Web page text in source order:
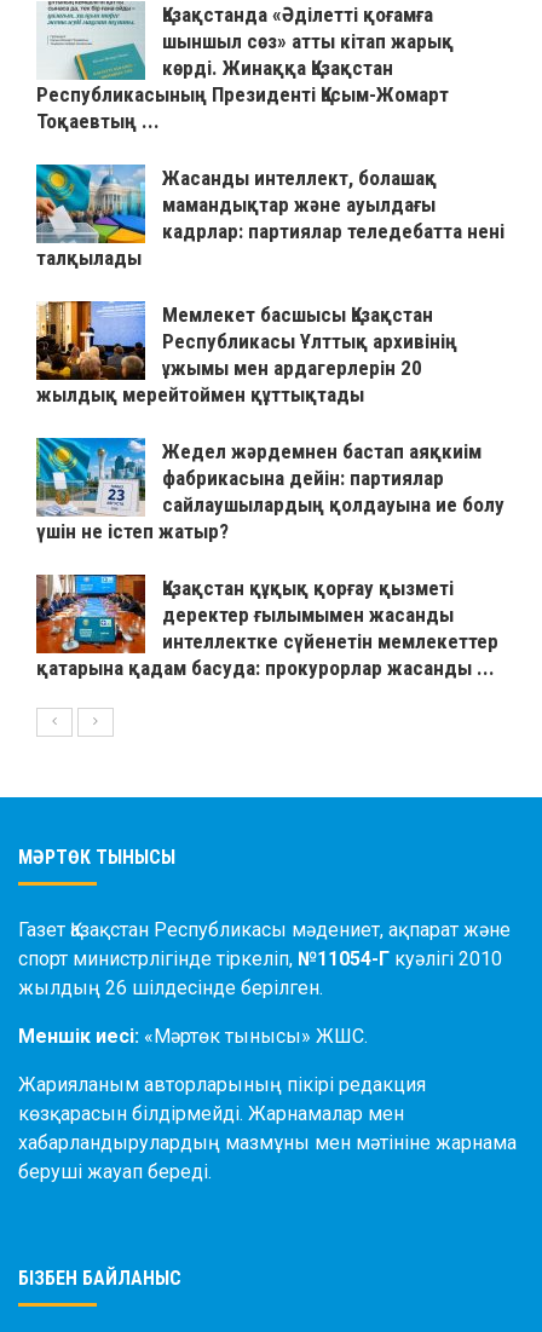
Қазақстанда «Әділетті қоғамға
шыншыл сөз» атты кітап жарық
көрді. Жинаққа Қазақстан
Республикасының Президенті Қасым-Жомарт
Тоқаевтың ...
Жасанды интеллект, болашақ
мамандықтар және ауылдағы
кадрлар: партиялар теледебатта нені
талқылады
Мемлекет басшысы Қазақстан
Республикасы Ұлттық архивінің
ұжымы мен ардагерлерін 20
жылдық мерейтоймен құттықтады
Жедел жәрдемнен бастап аяқкиім
фабрикасына дейін: партиялар
сайлаушылардың қолдауына ие болу
үшін не істеп жатыр?
Қазақстан құқық қорғау қызметі
деректер ғылымымен жасанды
интеллектке сүйенетін мемлекеттер
қатарына қадам басуда: прокурорлар жасанды ...
МӘРТӨК ТЫНЫСЫ
Газет Қазақстан Республикасы мәдениет, ақпарат және
спорт министрлігінде тіркеліп, №11054-Г куәлігі 2010
жылдың 26 шілдесінде берілген.
Меншік иесі: «Мәртөк тынысы» ЖШС.
Жарияланым авторларының пікірі редакция
көзқарасын білдірмейді. Жарнамалар мен
хабарландырулардың мазмұны мен мәтініне жарнама
беруші жауап береді.
БІЗБЕН БАЙЛАНЫС